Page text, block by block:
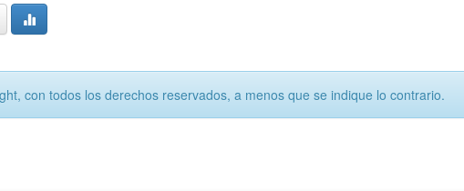
con todos los derechos reservados, a menos que se indique lo contrario.